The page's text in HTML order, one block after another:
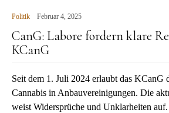
Politik Februar 4, 2025
CanG: Labore fordern klare
KCanG
Seit dem 1. Juli 2024 erlaubt das KCanG
Cannabis in Anbauvereinigungen. Die
weist Widersprüche und Unklarheiten auf.